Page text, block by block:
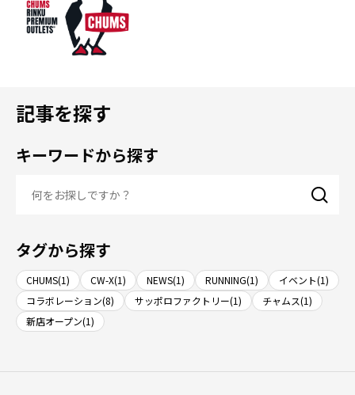
記事を探す
キーワードから探す
タグから探す
CHUMS(1) CW-X(1) NEWS(1) RUNNING(1)
イベント(1)
コラボレーション(8)
サッポロファクトリー(1)
チャムス(1)
新店オープン(1)